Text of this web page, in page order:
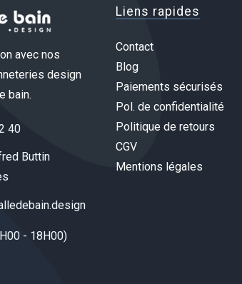
avec nos
design
bain.
40
Buttin
- 18H00)
Liens rapides
Contact
Blog
Paiements sécurisés
Pol. de confidentialité
Politique de retours
CGV
Mentions légales